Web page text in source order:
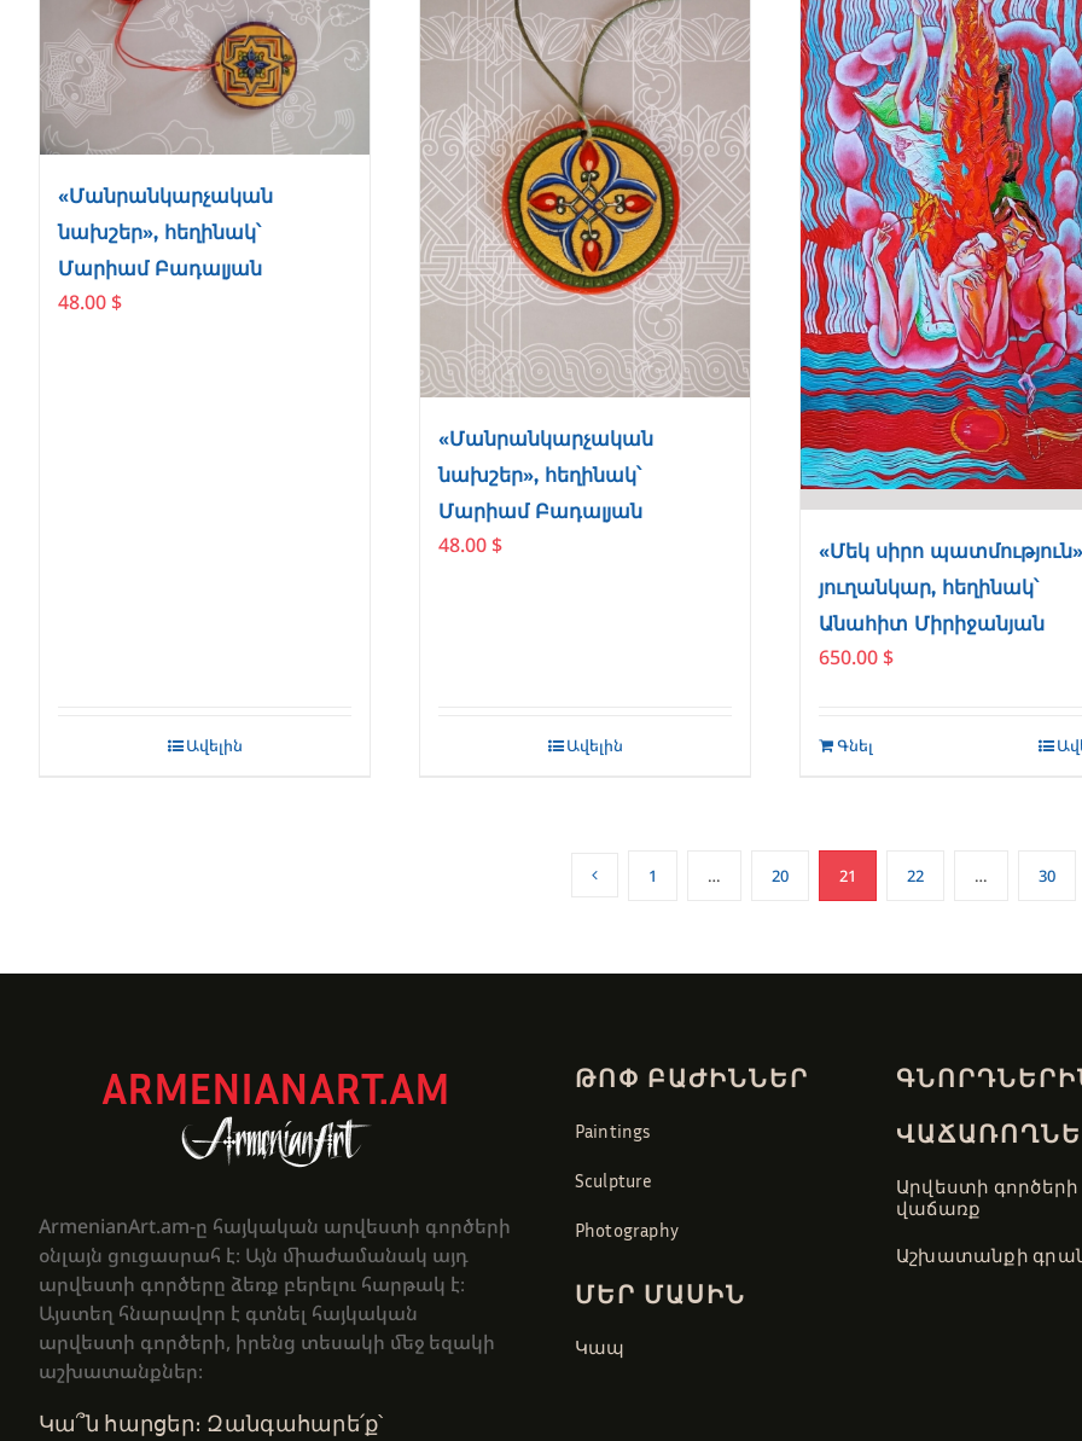
«Մանրանկարչական
նախշեր», հեղինակ՝
Մարիամ Բադալյան
48.00 $
Ավելին
«Մանրանկարչական
նախշեր», հեղինակ՝
Մարիամ Բադալյան
48.00 $
Ավելին
«Մեկ սիրո
յուղանկար, հեղինակ՝
Անահիտ Միրիջանյան
650.00 $
Գնել
1 … 20 21 22 … 30
ARMENIANART.AM
ArmenianArt.am-ը հայկական արվեստի գործերի
օնլայն ցուցասրահ է։ Այն միաժամանակ այդ
արվեստի գործերը ձեռք բերելու հարթակ է։
Այստեղ հնարավոր է գտնել հայկական
արվեստի գործերի, իրենց տեսակի մեջ եզակի
աշխատանքներ։
Կա՞ն հարցեր։ Զանգահարե՛ք՝
ԹՈՓ ԲԱԺԻՆՆԵՐ
Paintings
Sculpture
Photography
ՄԵՐ ՄԱՍԻՆ
Կապ
Արվեստի գործերի
վաճառք
Աշխատանքի